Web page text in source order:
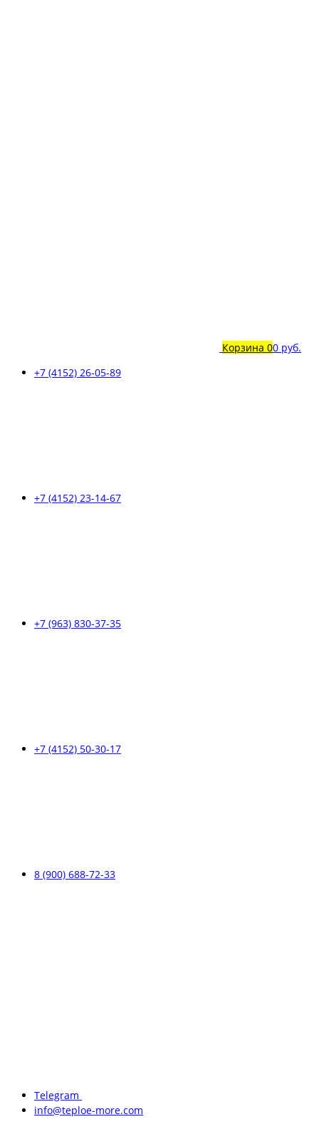
Корзина 00 руб.
+7 (4152) 26-05-89
+7 (4152) 23-14-67
+7 (963) 830-37-35
+7 (4152) 50-30-17
8 (900) 688-72-33
Telegram
info@teploe-more.com